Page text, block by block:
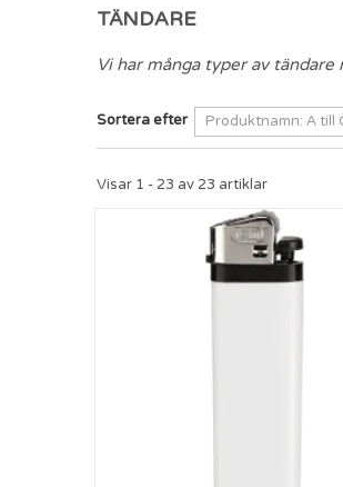
TÄNDARE
Vi har många typer av
Sortera efter
Visar 1 - 23 av 23 artiklar